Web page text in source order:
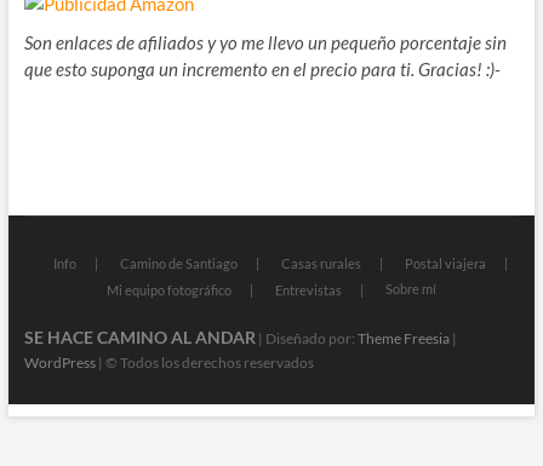
Son enlaces de afiliados y yo me llevo un pequeño porcentaje sin
que esto suponga un incremento en el precio para ti. Gracias! :)-
Info Camino de Santiago Casas rurales
Postal viajera
Mi equipo fotográfico
Entrevistas Sobre mí
SE HACE CAMINO AL ANDAR| Diseñado por: Theme Freesia|
WordPress| © Todos los derechos reservados